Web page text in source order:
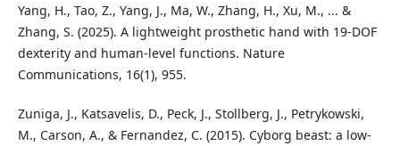
Yang, H., Tao, Z., Yang, J., Ma, W., Zhang, H., Xu, M., ... &
Zhang, S. (2025). A lightweight prosthetic hand with 19-DOF
dexterity and human-level functions. Nature
Communications, 16(1), 955.
Zuniga, J., Katsavelis, D., Peck, J., Stollberg, J., Petrykowski,
M., Carson, A., & Fernandez, C. (2015). Cyborg beast: a low-